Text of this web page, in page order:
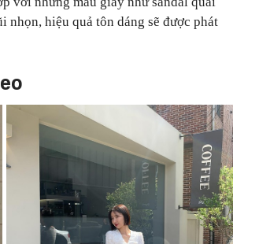
nhọn, hiệu quả tôn dáng sẽ được phát